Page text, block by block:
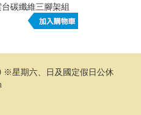
碳纖維三腳架組
台 中置延伸器 公
※星期六、日及國定假日公休